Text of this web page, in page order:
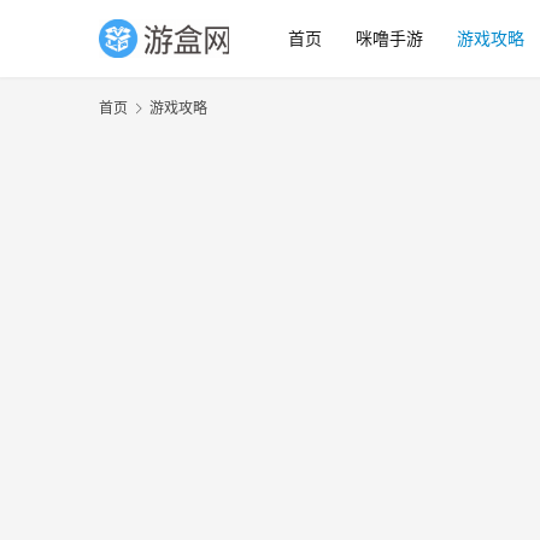
首页 咪噜手游 游戏攻略
首页 游戏攻略